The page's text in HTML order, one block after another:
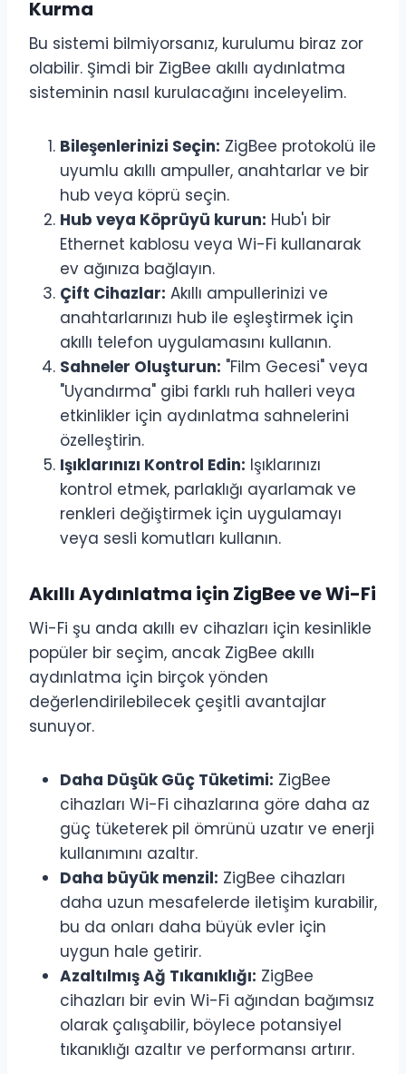
Kurma
Bu sistemi bilmiyorsanız, kurulumu biraz zor
olabilir. Şimdi bir ZigBee akıllı aydınlatma
sisteminin nasıl kurulacağını inceleyelim.
Bileşenlerinizi Seçin: ZigBee protokolü ile
uyumlu akıllı ampuller, anahtarlar ve bir
hub veya köprü seçin.
Hub veya Köprüyü kurun: Hub'ı bir
Ethernet kablosu veya Wi-Fi kullanarak
ev ağınıza bağlayın.
Çift Cihazlar: Akıllı ampullerinizi ve
anahtarlarınızı hub ile eşleştirmek için
akıllı telefon uygulamasını kullanın.
Sahneler Oluşturun: "Film Gecesi" veya
"Uyandırma" gibi farklı ruh halleri veya
etkinlikler için aydınlatma sahnelerini
özelleştirin.
Işıklarınızı Kontrol Edin: Işıklarınızı
kontrol etmek, parlaklığı ayarlamak ve
renkleri değiştirmek için uygulamayı
veya sesli komutları kullanın.
Akıllı Aydınlatma için ZigBee ve Wi-Fi
Wi-Fi şu anda akıllı ev cihazları için kesinlikle
popüler bir seçim, ancak ZigBee akıllı
aydınlatma için birçok yönden
değerlendirilebilecek çeşitli avantajlar
sunuyor.
Daha Düşük Güç Tüketimi: ZigBee
cihazları Wi-Fi cihazlarına göre daha az
güç tüketerek pil ömrünü uzatır ve enerji
kullanımını azaltır.
Daha büyük menzil: ZigBee cihazları
daha uzun mesafelerde iletişim kurabilir,
bu da onları daha büyük evler için
uygun hale getirir.
Azaltılmış Ağ Tıkanıklığı: ZigBee
cihazları bir evin Wi-Fi ağından bağımsız
olarak çalışabilir, böylece potansiyel
tıkanıklığı azaltır ve performansı artırır.